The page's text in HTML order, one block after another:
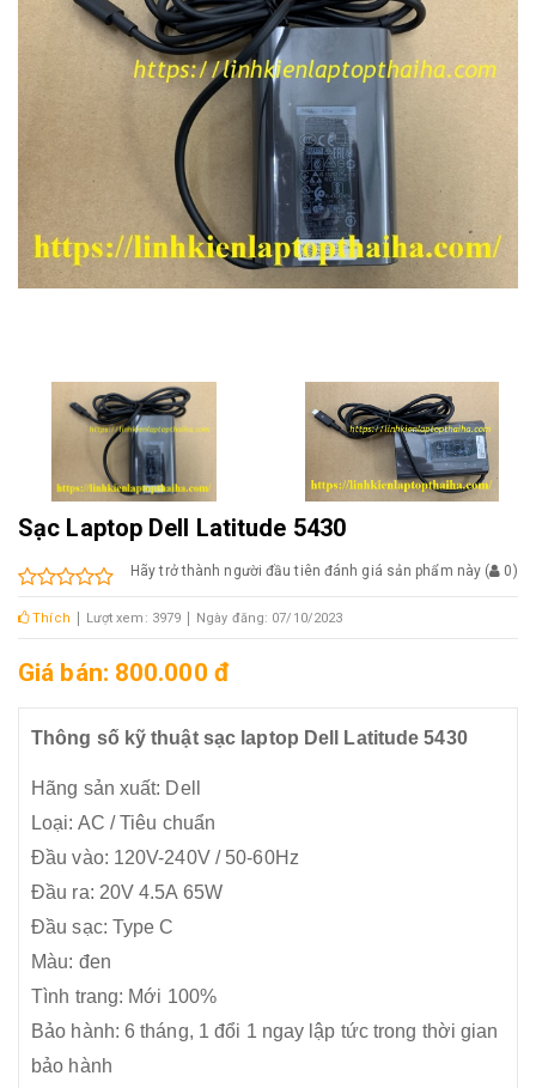
Sạc Laptop Dell Latitude 5430
Hãy trở thành người đầu tiên đánh giá sản phẩm này ( 0)
Thích Lượt xem: 3979 Ngày đăng: 07/10/2023
Giá bán: 800.000 đ
Thông số kỹ thuật sạc laptop Dell Latitude 5430
Hãng sản xuất: Dell
Loại: AC / Tiêu chuẩn
Đầu vào: 120V-240V / 50-60Hz
Đầu ra: 20V 4.5A 65W
Đầu sạc: Type C
Màu: đen
Tình trang: Mới 100%
Bảo hành: 6 tháng, 1 đổi 1 ngay lập tức trong thời gian
bảo hành